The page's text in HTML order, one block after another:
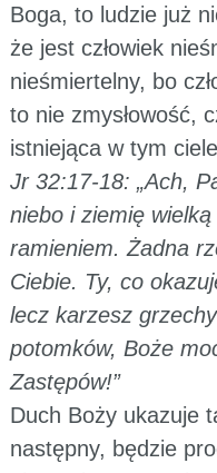
Boga, to ludzie już
że jest człowiek
nieśmiertelny, bo
to nie zmysłowość,
istniejąca w tym
Jr 32:17-18: „Ach,
niebo i ziemię
ramieniem. Żadna
Ciebie. Ty, co
lecz karzesz
potomków, Boże
Zastępów!”
Duch Boży ukazuje
następny, będzie